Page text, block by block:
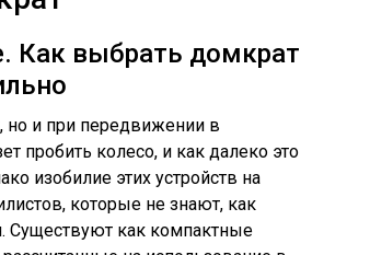
Как выбрать домкрат
но и при передвижении в
пробить колесо, и как далеко это
изобилие этих устройств на
которые не знают, как
Существуют как компактные